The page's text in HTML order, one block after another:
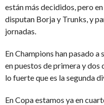
están más decididos, pero
disputan Borja y Trunks, y
jornadas.
En Champions han pasado
en puestos de primera y dos
lo fuerte que es la segunda
En Copa estamos ya en